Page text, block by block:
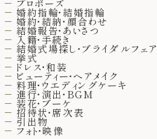
プロポーズ
婚約指輪・結婚指輪
婚約・結納・顔合わせ
結婚報告・あいさつ
入籍・手続き
結婚式場探し・ブライダルフェア
挙式
ドレス・和装
ビューティー・ヘアメイク
料理・ウエディングケーキ
進行・演出・BGM
装花・ブーケ
招待状・席次表
引出物
フォト・映像